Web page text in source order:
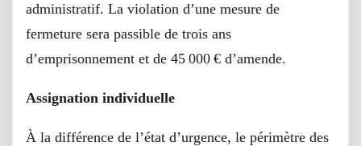
administratif. La violation d’une mesure de
fermeture sera passible de trois ans
d’emprisonnement et de 45 000 € d’amende.
Assignation individuelle
À la différence de l’état d’urgence, le périmètre des